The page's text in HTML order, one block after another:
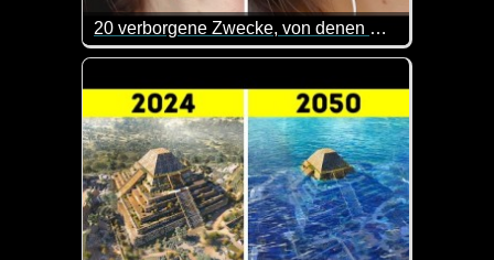
20 verborgene Zwecke, von denen Sie nicht wussten, dass sie existieren (nur 1% tun es!)
Mach dich bereit, erstaunt zu sein, während wir in